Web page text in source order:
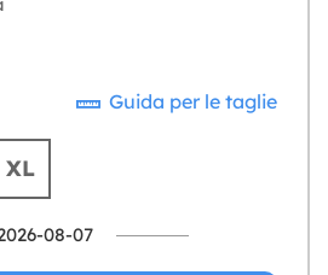
Guida per le taglie
XL
08-07